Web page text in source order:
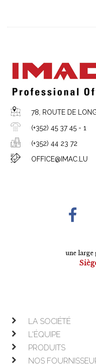
78, ROUTE DE
(+352) 45 37 45 - 1
(+352) 44 23 72
OFFICE@IMAC.LU
une large
LA SOCIÉTÉ
L'ÉQUIPE
PRODUITS
NOS